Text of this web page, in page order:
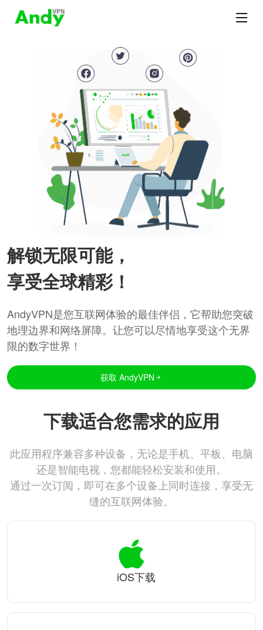
解锁无限可能，
享受全球精彩！
AndyVPN是您互联网体验的最佳伴侣，它帮助您突破
地理边界和网络屏障。让您可以尽情地享受这个无界
限的数字世界！
获取 AndyVPN
下载适合您需求的应用
此应用程序兼容多种设备，无论是手机、平板、电脑
还是智能电视，您都能轻松安装和使用。
通过一次订阅，即可在多个设备上同时连接，享受无
缝的互联网体验。
iOS下载